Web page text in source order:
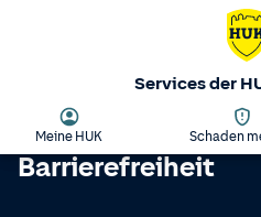
Services der
Meine HUK Schaden
Barrierefreiheit